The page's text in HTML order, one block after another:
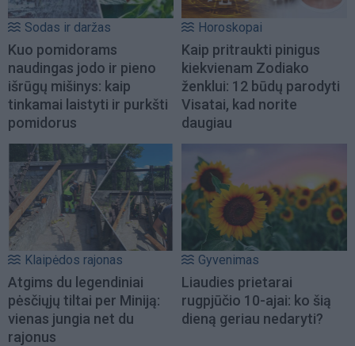
Sodas ir daržas
Kuo pomidorams
naudingas jodo ir pieno
išrūgų mišinys: kaip
tinkamai laistyti ir purkšti
pomidorus
Horoskopai
Kaip pritraukti pinigus
kiekvienam Zodiako
ženklui: 12 būdų parodyti
Visatai, kad norite
daugiau
Klaipėdos rajonas
Atgims du legendiniai
pėsčiųjų tiltai per Miniją:
vienas jungia net du
rajonus
Gyvenimas
Liaudies prietarai
rugpjūčio 10-ajai: ko šią
dieną geriau nedaryti?